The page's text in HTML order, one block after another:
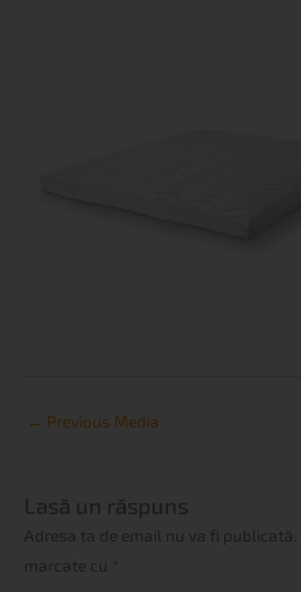
← Previous Media
Lasă un răspuns
Adresa ta de email nu va fi publicată.
marcate cu